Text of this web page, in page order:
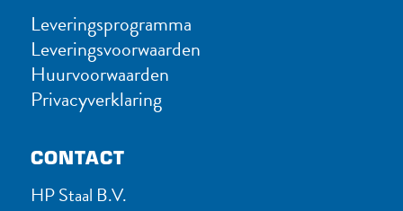
Leveringsprogramma
Leveringsvoorwaarden
Huurvoorwaarden
Privacyverklaring
CONTACT
HP Staal B.V.